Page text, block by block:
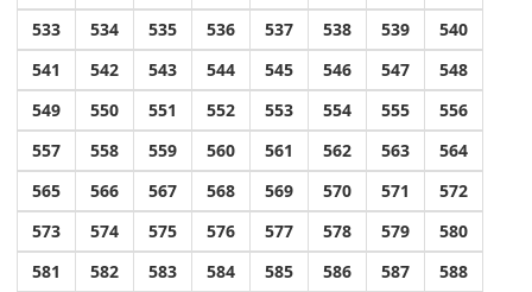
533
534 535 536 537 538 539
540
541
542 543 544 545 546 547
548
549
550 551 552 553 554 555
556
557
558 559 560 561 562 563
564
565
566 567 568 569 570 571
572
573
574 575 576 577 578 579
580
581
582 583 584 585 586 587
588